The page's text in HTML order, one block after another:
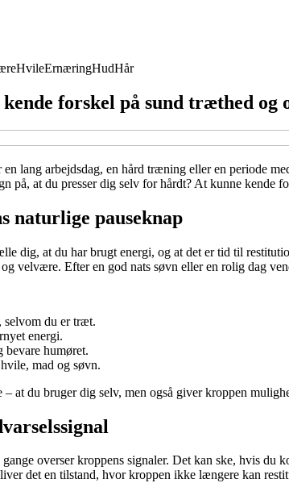
HvileErnæringHudHår
forskel på sund træthed og
lang arbejdsdag, en hård træning eller en periode
på, at du presser dig selv for hårdt? At kunne kende
naturlige pauseknap
dig, at du har brugt energi, og at det er tid til
velvære. Efter en god nats søvn eller en rolig dag
selvom du er træt.
energi.
bevare humøret.
mad og søvn.
– at du bruger dig selv, men også giver kroppen
overser kroppens signaler. Det kan ske, hvis
det en tilstand, hvor kroppen ikke længere kan